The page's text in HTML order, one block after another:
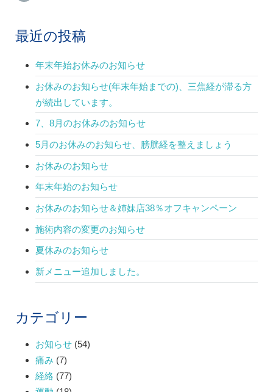
最近の投稿
年末年始お休みのお知らせ
お休みのお知らせ(年末年始までの)、三焦経が滞る方
が続出しています。
7、8月のお休みのお知らせ
5月のお休みのお知らせ、膀胱経を整えましょう
お休みのお知らせ
年末年始のお知らせ
お休みのお知らせ＆姉妹店38％オフキャンペーン
施術内容の変更のお知らせ
夏休みのお知らせ
新メニュー追加しました。
カテゴリー
お知らせ(54)
痛み (7)
経絡(77)